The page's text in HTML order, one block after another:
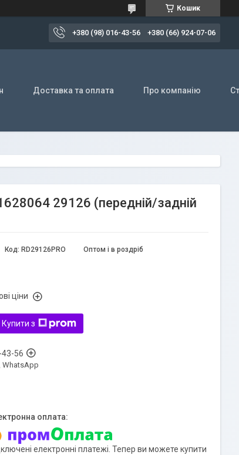
Кошик
+380 (98) 016-43-56 +380 (66) 924-07-06
Доставка та оплата Про компанію
29126 (передній/задній
Оптом і в роздріб
Код: RD29126PRO
ціни
Купити з
43-56
WhatsApp
електронні платежі. Тепер ви можете купити